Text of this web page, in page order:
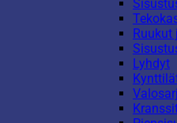
Ruukut
Lyhdyt